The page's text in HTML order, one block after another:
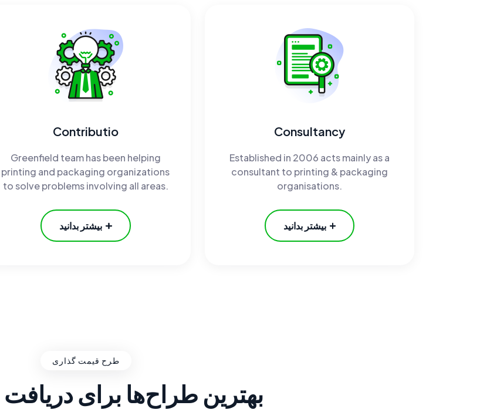
Contributio
Greenfield team has been helping
printing and packaging organizations
to solve problems involving all areas.
بیشتر بدانید
Consultancy
Established in 2006 acts mainly as a
consultant to printing & packaging
organisations.
بیشتر بدانید
طرح قیمت گذاری
بهترین طراح‌ها برای دریافت